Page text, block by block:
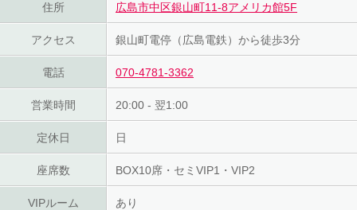
住所 広島市中区銀山町11-8アメリカ館5F
アクセス 銀山町電停（広島電鉄）から徒歩3分
電話 070-4781-3362
営業時間 20:00 - 翌1:00
定休日 日
座席数 BOX10席・セミVIP1・VIP2
VIPルーム あり